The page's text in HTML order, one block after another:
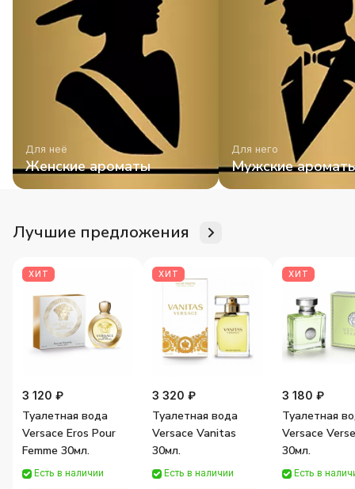
Для неё
Женские ароматы
Для него
Мужские
Лучшие предложения
ХИТ
3 120 ₽
Туалетная вода
Versace Eros Pour
Femme 30мл.
Есть в наличии
ХИТ
3 320 ₽
Туалетная вода
Versace Vanitas
30мл.
Есть в наличии
ХИТ
3 180 ₽
Туалетная
Versace
30мл.
Есть в